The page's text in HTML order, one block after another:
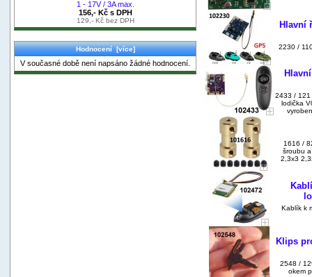
1 - 17V / 3A max.
156,- Kč s DPH
129,- Kč bez DPH
Hodnocení [více]
V současné době není napsáno žádné hodnocení.
Hlavní
2230 /
2433 / 121
lodička
1616 /
šroubu
2,3x3
Kablík k
Klips
2548 /
okem